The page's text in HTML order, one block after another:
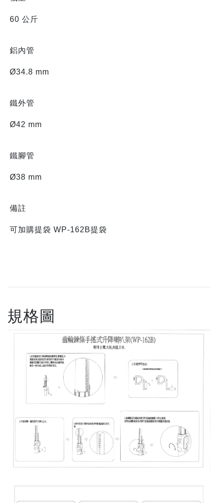
60 公斤
鋁內管
Ø34.8 mm
鐵外管
Ø42 mm
鐵腳管
Ø38 mm
備註
可加購提袋 WP-162B提袋
規格圖